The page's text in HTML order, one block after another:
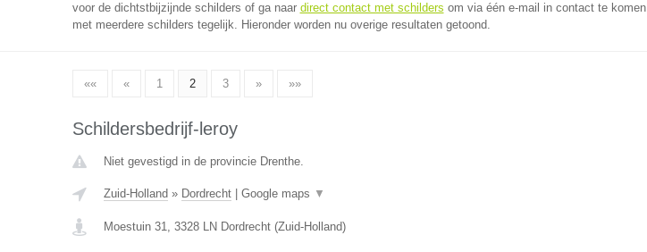
voor de dichtstbijzijnde schilders of ga naar direct contact met schilders om via één e-mail in contact te komen
met meerdere schilders tegelijk. Hieronder worden nu overige resultaten getoond.
«« « 1 2 3 » »»
Schildersbedrijf-leroy
Niet gevestigd in de provincie Drenthe.
Zuid-Holland » Dordrecht| Google maps ▼
Moestuin 31, 3328 LN Dordrecht(Zuid-Holland)